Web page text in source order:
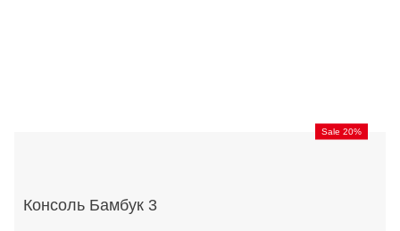
Sale 20%
Консоль Бамбук 3